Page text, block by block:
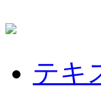
テキ